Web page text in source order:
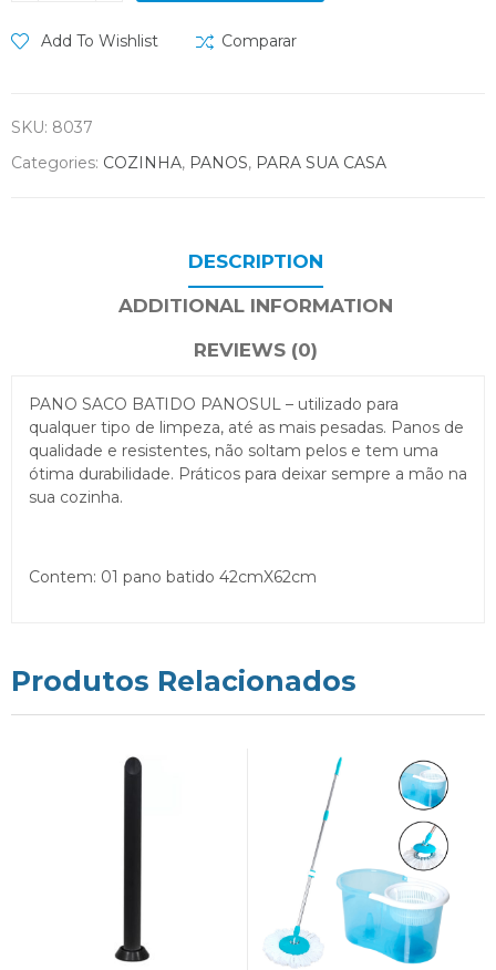
Add To Wishlist Comparar
SKU: 8037
Categories: COZINHA, PANOS, PARA SUA CASA
DESCRIPTION
ADDITIONAL INFORMATION
REVIEWS (0)
PANO SACO BATIDO PANOSUL – utilizado para
qualquer tipo de limpeza, até as mais pesadas. Panos de
qualidade e resistentes, não soltam pelos e tem uma
ótima durabilidade. Práticos para deixar sempre a mão na
sua cozinha.
Contem: 01 pano batido 42cmX62cm
Produtos Relacionados